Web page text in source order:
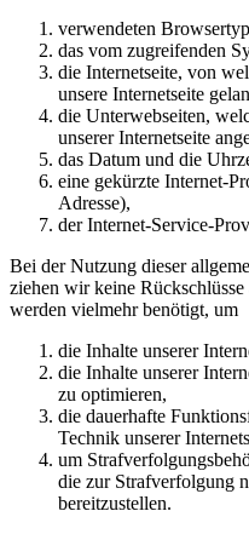
verwendeten
das vom zugreifenden
die Internetseite, von
unsere Internetseite
die Unterwebseiten,
unserer Internetseite
das Datum und die
eine gekürzte Internet-
Adresse),
der Internet-Service-
Bei der Nutzung dieser
ziehen wir keine
werden vielmehr benötigt, um
die Inhalte unserer
die Inhalte unserer
zu optimieren,
die dauerhafte
Technik unserer
um
die zur Strafverfolgung
bereitzustellen.